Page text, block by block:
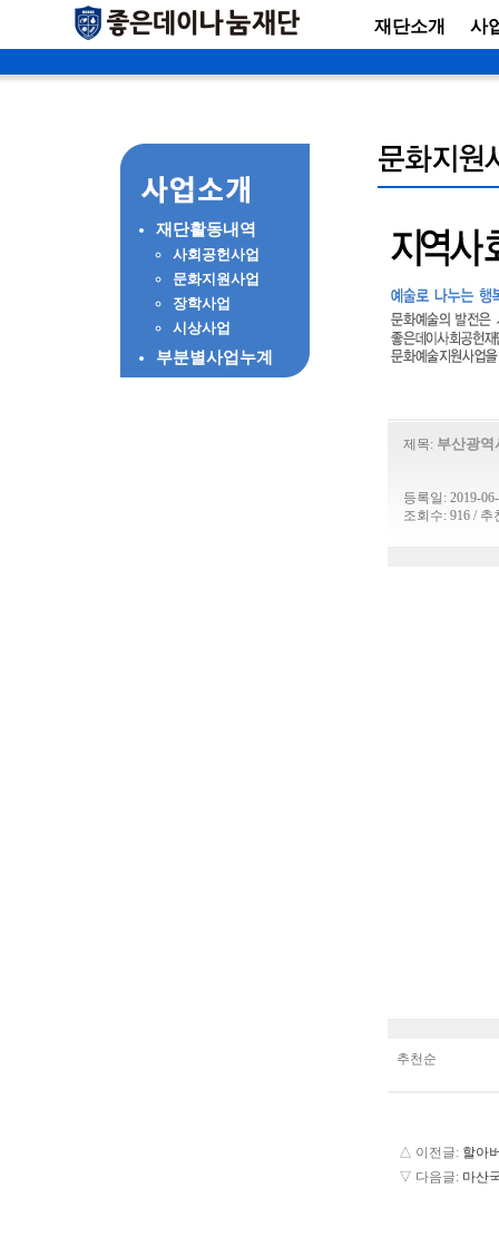
재단소개 사
재단활동내역
사회공헌사업
문화지원사업
장학사업
시상사업
부분별사업누계
제목: 부산광역
등록일: 2019-
조회수: 916 / 추
추천순
△ 이전글: 할아
▽ 다음글: 마산